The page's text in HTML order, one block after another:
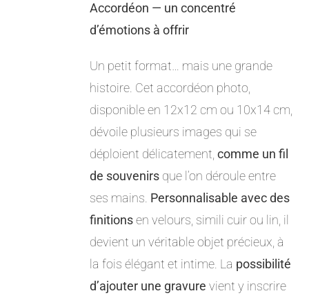
Accordéon — un concentré
d’émotions à offrir
Un petit format… mais une grande
histoire. Cet accordéon photo,
disponible en 12x12 cm ou 10x14 cm,
dévoile plusieurs images qui se
déploient délicatement,comme un fil
de souvenirs que l’on déroule entre
ses mains. Personnalisable avec des
finitionsen velours, simili cuir ou lin, il
devient un véritable objet précieux, à
la fois élégant et intime. La possibilité
d’ajouter une gravure vient y inscrire